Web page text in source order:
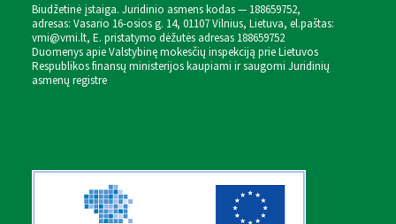
Biudžetinė įstaiga. Juridinio asmens kodas — 188659752,
adresas: Vasario 16-osios g. 14, 01107 Vilnius, Lietuva, el.paštas:
vmi@vmi.lt, E. pristatymo dėžutės adresas 188659752
Duomenys apie Valstybinę mokesčių inspekciją prie Lietuvos
Respublikos finansų ministerijos kaupiami ir saugomi Juridinių
asmenų registre